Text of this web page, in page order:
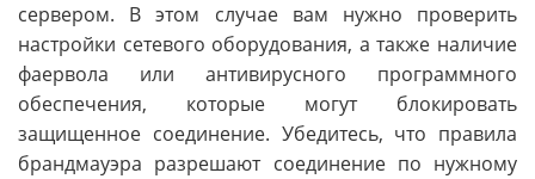
сервером. В этом случае вам нужно проверить
настройки сетевого оборудования, а также наличие
фаервола или антивирусного программного
обеспечения, которые могут блокировать
защищенное соединение. Убедитесь, что правила
брандмауэра разрешают соединение по нужному